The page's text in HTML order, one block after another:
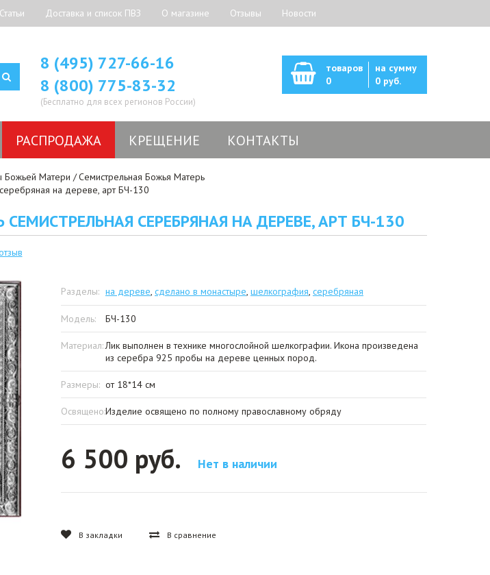
Статьи Доставка и список ПВЗ О магазине Отзывы Новости
8 (495) 727-66-16
8 (800) 775-83-32
(Бесплатно для всех регионов России)
товаров
0
на сумму
0 руб.
РАСПРОДАЖА КРЕЩЕНИЕ КОНТАКТЫ
Божьей Матери
Семистрельная Божья Матерь
на дереве, арт БЧ-130
СЕРЕБРЯНАЯ НА ДЕРЕВЕ, АРТ БЧ-130
Разделы: на дереве, сделано в монастыре, шелкография, серебряная
Модель: БЧ-130
Материал:Лик выполнен в технике многослойной шелкографии. Икона произведена
из серебра 925 пробы на дереве ценных пород.
Размеры: от 18*14 см
Освящено:Изделие освящено по полному православному обряду
6 500 руб. Нет в наличии
В закладки В сравнение